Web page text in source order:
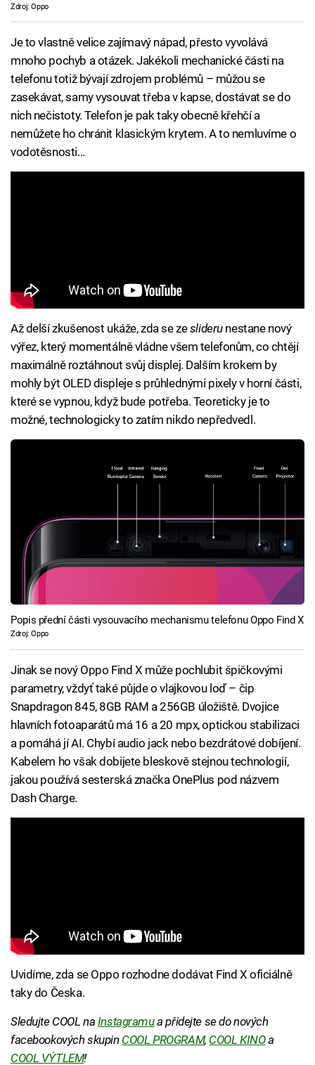
Zdroj: Oppo
Je to vlastně velice zajímavý nápad, přesto vyvolává
mnoho pochyb a otázek. Jakékoli mechanické části na
telefonu totiž bývají zdrojem problémů – můžou se
zasekávat, samy vysouvat třeba v kapse, dostávat se do
nich nečistoty. Telefon je pak taky obecně křehčí a
nemůžete ho chránit klasickým krytem. A to nemluvíme o
vodotěsnosti...
Až delší zkušenost ukáže, zda se zesliderunestane nový
výřez, který momentálně vládne všem telefonům, co chtějí
maximálně roztáhnout svůj displej. Dalším krokem by
mohly být OLED displeje s průhlednými pixely v horní části,
které se vypnou, když bude potřeba. Teoreticky je to
možné, technologicky to zatím nikdo nepředvedl.
Popis přední části vysouvacího mechanismu telefonu Oppo Find X
Zdroj: Oppo
Jinak se nový Oppo Find X může pochlubit špičkovými
parametry, vždyť také půjde o vlajkovou loď – čip
Snapdragon 845, 8GB RAM a 256GB úložiště. Dvojice
hlavních fotoaparátů má 16 a 20 mpx, optickou stabilizaci
a pomáhá jí AI. Chybí audio jack nebo bezdrátové dobíjení.
Kabelem ho však dobijete bleskově stejnou technologií,
jakou používá sesterská značka OnePlus pod názvem
Dash Charge.
Uvidíme, zda se Oppo rozhodne dodávat Find X oficiálně
taky do Česka.
Sledujte COOL na Instagramua přidejte se do nových
facebookových skupin COOL PROGRAM, COOL KINOa
COOL VÝTLEM!